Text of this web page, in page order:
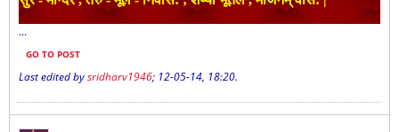
...
GO TO POST
Last edited bysridharv1946; 12-05-14, 18:20.